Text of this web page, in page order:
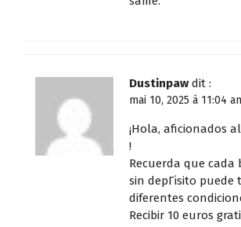
Dustinpaw dit :
mai 10, 2025 à 11:04
¡Hola, aficionados
!
Recuerda que cada
sin depГіsito puede
diferentes
Recibir 10 euros